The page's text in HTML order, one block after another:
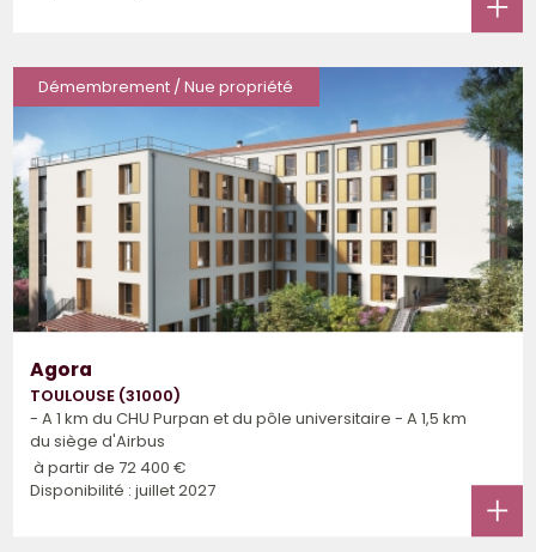
Démembrement / Nue propriété
Agora
TOULOUSE (31000)
- A 1 km du CHU Purpan et du pôle universitaire - A 1,5 km
du siège d'Airbus
à partir de 72 400 €
Disponibilité : juillet 2027